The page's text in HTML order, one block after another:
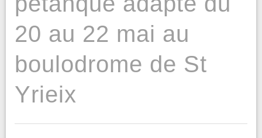
20 au 22 mai au
boulodrome de St
Yrieix